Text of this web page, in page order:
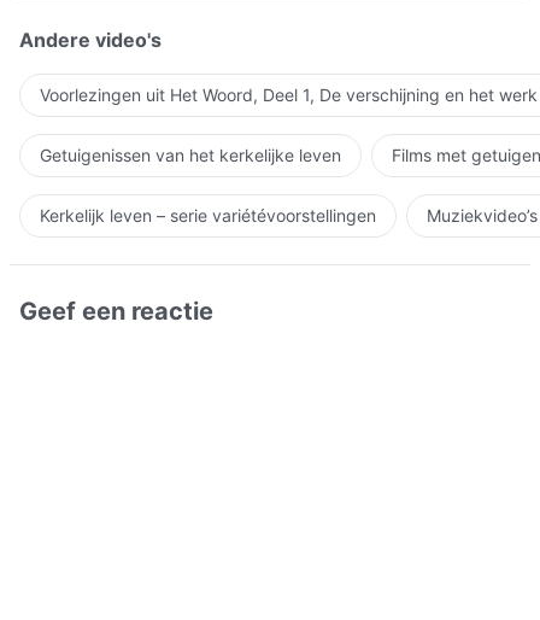
Andere video's
Voorlezingen uit Het Woord, Deel 1, De verschijning en het
Getuigenissen van het kerkelijke leven Films met
Kerkelijk leven – serie variétévoorstellingen Muziekvideo’s
Geef een reactie